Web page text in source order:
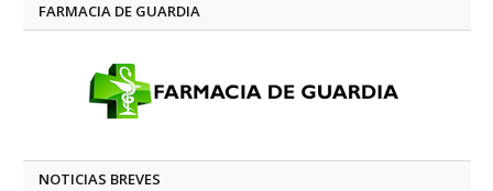
FARMACIA DE GUARDIA
NOTICIAS BREVES